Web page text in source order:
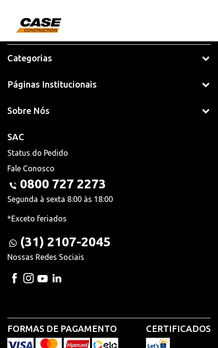
Categorias
Páginas Institucionais
Sobre Nós
SAC
Status do Pedido
Fale Conosco
0800 727 2273
Segunda à sexta 8:00 às 18:00
*Exceto feriados
(31) 2107-2045
Nossas Redes Sociais
FORMAS DE PAGAMENTO CERTIFICADOS